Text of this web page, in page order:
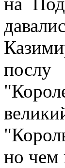
но чем